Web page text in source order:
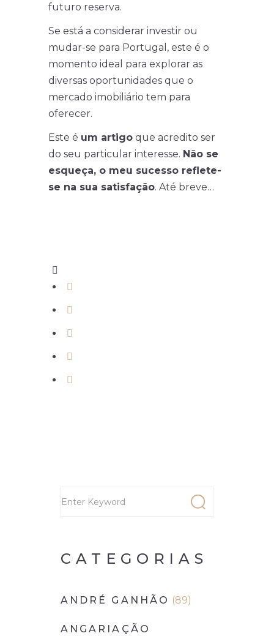
futuro reserva.
Se está a considerar investir ou
mudar-se para Portugal, este é o
momento ideal para explorar as
diversas oportunidades que o
mercado imobiliário tem para
oferecer.
Este é um artigo que acredito ser
do seu particular interesse. Não se
esqueça, o meu sucesso reflete-
se na sua satisfação. Até breve…
CATEGORIAS
ANDRÉ GANHÃO (89)
ANGARIAÇÃO